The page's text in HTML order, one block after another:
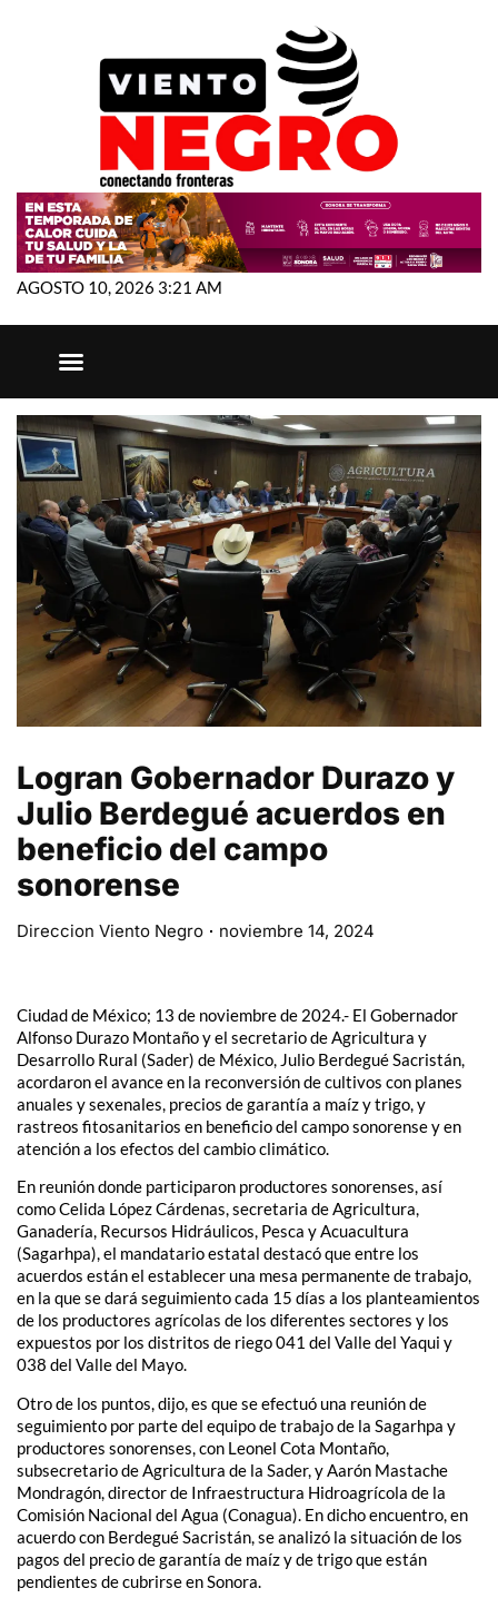
AGOSTO 10, 2026 3:21 AM
Logran Gobernador Durazo y
Julio Berdegué acuerdos en
beneficio del campo
sonorense
Direccion Viento Negro noviembre 14, 2024
Ciudad de México; 13 de noviembre de 2024.- El Gobernador
Alfonso Durazo Montaño y el secretario de Agricultura y
Desarrollo Rural (Sader) de México, Julio Berdegué Sacristán,
acordaron el avance en la reconversión de cultivos con planes
anuales y sexenales, precios de garantía a maíz y trigo, y
rastreos fitosanitarios en beneficio del campo sonorense y en
atención a los efectos del cambio climático.
En reunión donde participaron productores sonorenses, así
como Celida López Cárdenas, secretaria de Agricultura,
Ganadería, Recursos Hidráulicos, Pesca y Acuacultura
(Sagarhpa), el mandatario estatal destacó que entre los
acuerdos están el establecer una mesa permanente de trabajo,
en la que se dará seguimiento cada 15 días a los planteamientos
de los productores agrícolas de los diferentes sectores y los
expuestos por los distritos de riego 041 del Valle del Yaqui y
038 del Valle del Mayo.
Otro de los puntos, dijo, es que se efectuó una reunión de
seguimiento por parte del equipo de trabajo de la Sagarhpa y
productores sonorenses, con Leonel Cota Montaño,
subsecretario de Agricultura de la Sader, y Aarón Mastache
Mondragón, director de Infraestructura Hidroagrícola de la
Comisión Nacional del Agua (Conagua). En dicho encuentro, en
acuerdo con Berdegué Sacristán, se analizó la situación de los
pagos del precio de garantía de maíz y de trigo que están
pendientes de cubrirse en Sonora.